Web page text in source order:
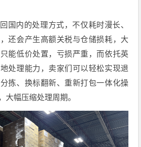
国内的处理方式，不仅耗时漫长、
还会产生高额关税与仓储损耗，大
能低价处置，亏损严重，而依托英
处理能力，卖家们可以轻松实现退
拣、换标翻新、重新打包一体化操
大幅压缩处理周期。